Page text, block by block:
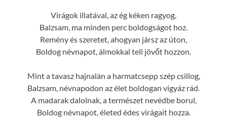
Virágok illatával, az ég kéken ragyog,
Balzsam, ma minden perc boldogságot hoz.
Remény és szeretet, ahogyan jársz az úton,
Boldog névnapot, álmokkal teli jövőt hozzon.
Mint a tavasz hajnalán a harmatcsepp szép csillog,
Balzsam, névnapodon az élet boldogan vigyáz rád.
A madarak dalolnak, a természet nevédbe borul,
Boldog névnapot, életed édes virágait hozza.